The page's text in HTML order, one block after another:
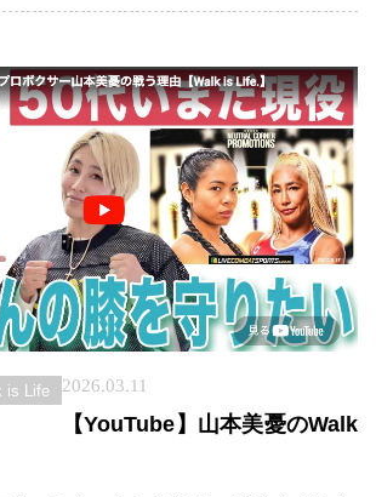
is Life 2026.03.11
【YouTube】山本美憂のWalk